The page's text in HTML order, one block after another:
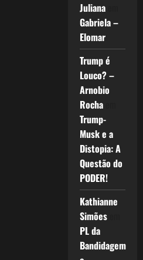
Julianaem
Gabriela –
Elomar
Trump é
Louco? –
Arnobio
Rochaem
Trump-
Musk e a
Distopia: A
Questão do
PODER!
Kathianne
Simõesem
PL da
Bandidagem